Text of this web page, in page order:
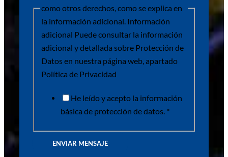
como otros derechos, como se explica en
la información adicional. Información
adicional Puede consultar la información
adicional y detallada sobre Protección de
Datos en nuestra página web, apartado
Política de Privacidad
He leído y acepto la información
básica de protección de datos. *
ENVIAR MENSAJE